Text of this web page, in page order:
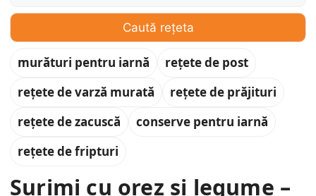
Caută rețeta
murături pentru iarnă
rețete de post
rețete de varză murată
rețete de prăjituri
rețete de zacuscă
conserve pentru iarnă
rețete de fripturi
Surimi cu orez și legume –